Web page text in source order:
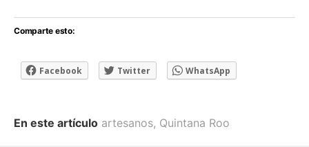
Comparte esto:
Facebook Twitter WhatsApp
En este artículo artesanos, Quintana Roo